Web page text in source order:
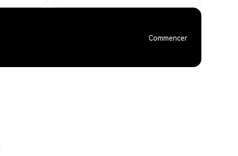
Commencer